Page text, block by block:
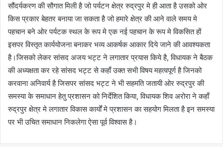
सौंदर्यकरण की सौगात मिली है जो पर्यटन क्षेत्र रुद्रपुर मे ही आता है उसको ओर
किस प्रकार बेहतर बनाया जा सकता है जो हमारे क्षेत्र की आने वाले समय मे
पहचान बने ओर पर्यटक स्थल के रूप मे एक नई पहचान के रूप मे विकसित हों
इसपर विस्तृत कार्ययोजना बनाकर भव्य आकर्षक आकार दिये जाने की आवश्यकता
है।जिसको लेकर सांसद अजय भट्ट ने लगातार प्रयास किये है, विधायक ने बैठक
की अध्यक्षता कर रहे सांसद भट्ट से कहाँ उक्त सभी विषय महत्वपूर्ण है जिनको
करवाना अनिवार्य है जिसपर सांसद भट्ट ने भी सहमति जतायी ओर रुद्रपुर की
समस्या के समाधान हेतु प्रशासन को निर्देशित किया, विधायक शिव अरोरा ने कहाँ
रुद्रपुर क्षेत्र मे लगातार विकास कार्यों मे प्रशासन का सहयोग मिलता है इन समस्या
पर भी उचित समाधान निकलेगा ऐसा पूर्व विश्वास है।